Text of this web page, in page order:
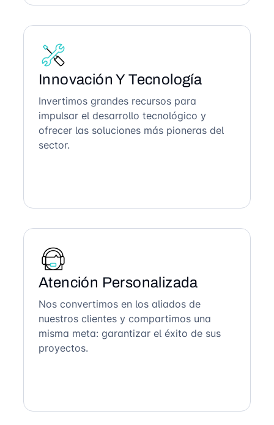
Innovación Y Tecnología
Invertimos grandes recursos para
impulsar el desarrollo tecnológico y
ofrecer las soluciones más pioneras del
sector.
Atención Personalizada
Nos convertimos en los aliados de
nuestros clientes y compartimos una
misma meta: garantizar el éxito de sus
proyectos.